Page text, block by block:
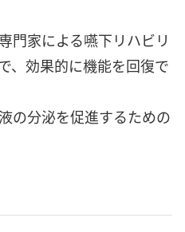
門家による嚥下リハビリ
、効果的に機能を回復で
の分泌を促進するための